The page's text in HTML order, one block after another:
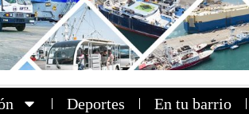
Deportes En tu barrio